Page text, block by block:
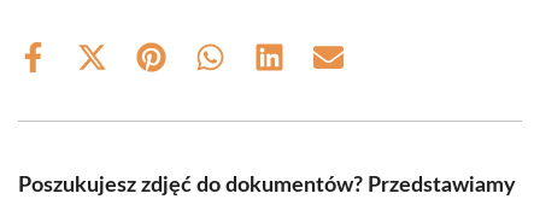
Share
Share
(Twitter)
Share Share Share Share
Poszukujesz zdjęć do dokumentów? Przedstawiamy